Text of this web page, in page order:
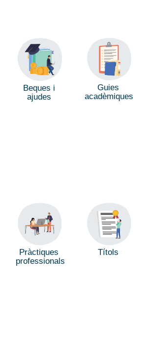
Beques i
ajudes
Guies
acadèmiques
Pràctiques
professionals
Títols